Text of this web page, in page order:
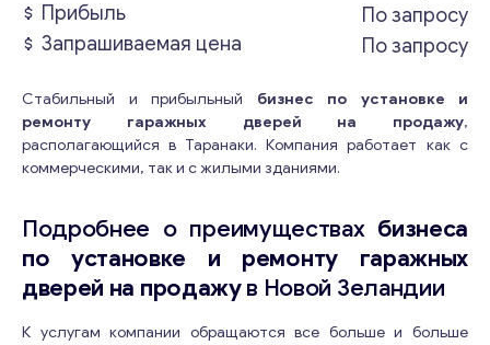
Прибыль
По запросу
Запрашиваемая цена
По запросу
Стабильный и прибыльный бизнес по установке и
ремонту гаражных дверей на продажу,
располагающийся в Таранаки. Компания работает как с
коммерческими, так и с жилыми зданиями.
Подробнее о преимуществах бизнеса
по установке и ремонту гаражных
дверей на продажув Новой Зеландии
К услугам компании обращаются все больше и больше